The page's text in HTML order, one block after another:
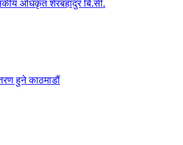
अधिकृत शेरबहादुर बि.सी.
हुने काठमाडौं